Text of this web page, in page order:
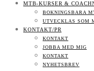
MTB-KURSER &
BOKNINGSBARA
UTVECKLAS SOM
KONTAKT/PR
KONTAKT
JOBBA MED MIG
KONTAKT
NYHETSBREV